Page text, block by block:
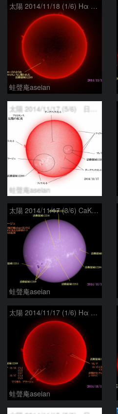
太陽 2014/11/18 (1/6) Hα R-B 戻ってきた活動領域
蛙聲庵aseian
蛙聲庵aseian
太陽 2014/11/17 (3/6) CaK 戻ってきた活動領域
蛙聲庵aseian
太陽 2014/11/17 (1/6) Hα R-B 戻ってきた活動領域
蛙聲庵aseian